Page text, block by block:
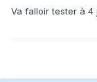
Va falloir tester à 4